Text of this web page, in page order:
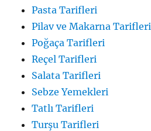
Pasta Tarifleri
Pilav ve Makarna Tarifleri
Poğaça Tarifleri
Reçel Tarifleri
Salata Tarifleri
Sebze Yemekleri
Tatlı Tarifleri
Turşu Tarifleri